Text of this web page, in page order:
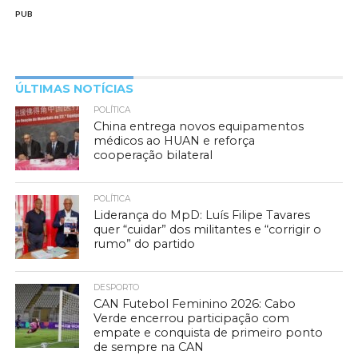
PUB
ÚLTIMAS NOTÍCIAS
POLÍTICA
China entrega novos equipamentos
médicos ao HUAN e reforça
cooperação bilateral
POLÍTICA
Liderança do MpD: Luís Filipe Tavares
quer “cuidar” dos militantes e “corrigir o
rumo” do partido
DESPORTO
CAN Futebol Feminino 2026: Cabo
Verde encerrou participação com
empate e conquista de primeiro ponto
de sempre na CAN